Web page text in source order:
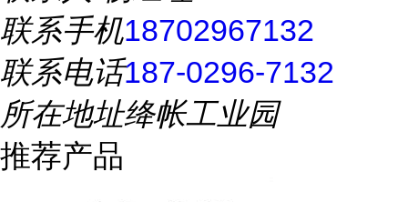
联系手机18702967132
联系电话187-0296-7132
所在地址绛帐工业园
推荐产品